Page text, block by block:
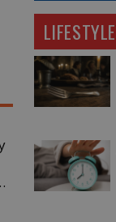
LIFESTYLE